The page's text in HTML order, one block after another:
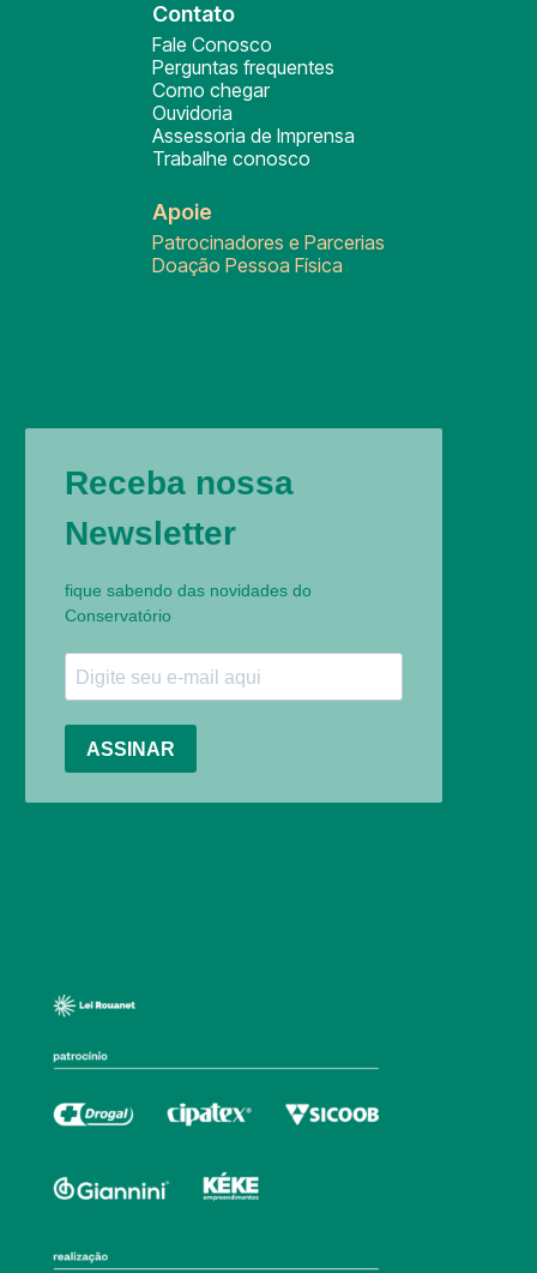
Contato
Fale Conosco
Perguntas frequentes
Como chegar
Ouvidoria
Assessoria de Imprensa
Trabalhe conosco
Apoie
Patrocinadores e Parcerias
Doação Pessoa Física